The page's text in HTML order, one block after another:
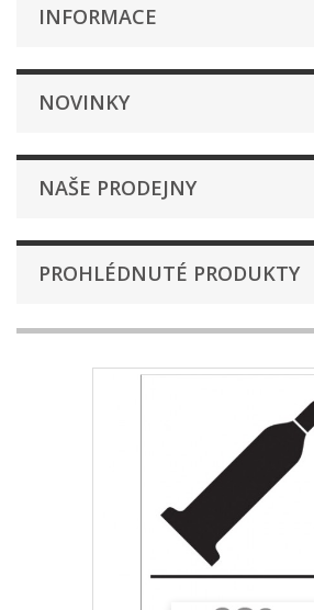
INFORMACE
NOVINKY
NAŠE PRODEJNY
PROHLÉDNUTÉ PRODUKTY